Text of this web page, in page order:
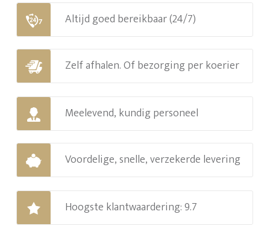
Altijd goed bereikbaar (24/7)
Zelf afhalen. Of bezorging per koerier
Meelevend, kundig personeel
Voordelige, snelle, verzekerde levering
Hoogste klantwaardering: 9.7